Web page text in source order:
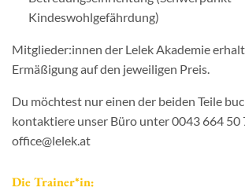
Kindeswohlgefährdung)
Mitglieder:innen der Lelek Akademie
Ermäßigung auf den jeweiligen Preis.
Du möchtest nur einen der beiden Teile
kontaktiere unser Büro unter 0043 664 50
office@lelek.at
Die Trainer*in: